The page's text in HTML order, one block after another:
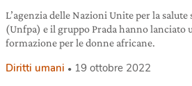
L’agenzia delle Nazioni Unite per la
(Unfpa) e il gruppo Prada hanno lanciato
formazione per le donne africane.
Diritti umani 19 ottobre 2022